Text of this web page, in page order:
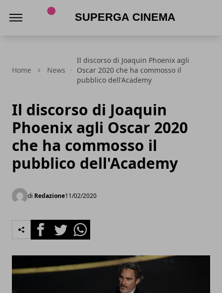
Home News
Il discorso di Joaquin Phoenix agli
Oscar 2020 che ha commosso il
pubblico dell'Academy
Il discorso di Joaquin
Phoenix agli Oscar 2020
che ha commosso il
pubblico dell'Academy
di Redazione11/02/2020
FacebookTwitterWhatsapp